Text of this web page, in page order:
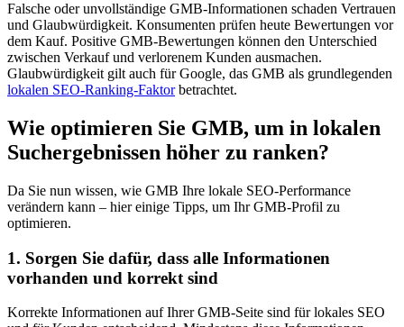
Falsche oder unvollständige GMB-Informationen schaden Vertrauen
und Glaubwürdigkeit. Konsumenten prüfen heute Bewertungen vor
dem Kauf. Positive GMB-Bewertungen können den Unterschied
zwischen Verkauf und verlorenem Kunden ausmachen.
Glaubwürdigkeit gilt auch für Google, das GMB als grundlegenden
lokalen SEO-Ranking-Faktorbetrachtet.
Wie optimieren Sie GMB, um in lokalen
Suchergebnissen höher zu ranken?
Da Sie nun wissen, wie GMB Ihre lokale SEO-Performance
verändern kann – hier einige Tipps, um Ihr GMB-Profil zu
optimieren.
1. Sorgen Sie dafür, dass alle Informationen
vorhanden und korrekt sind
Korrekte Informationen auf Ihrer GMB-Seite sind für lokales SEO